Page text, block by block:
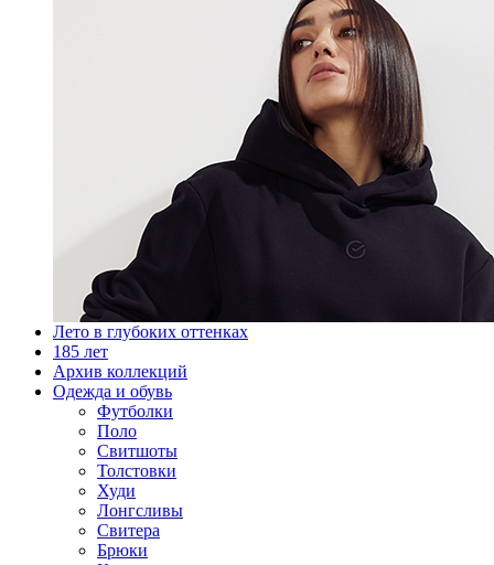
Лето в глубоких оттенках
185 лет
Архив коллекций
Одежда и обувь
Футболки
Поло
Свитшоты
Толстовки
Худи
Лонгсливы
Свитера
Брюки